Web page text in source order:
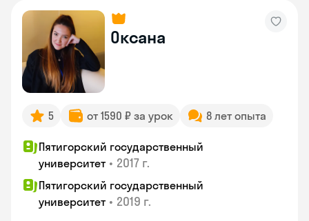
Оксана
5 от 1590 ₽ за урок 8 лет опыта
Пятигорский государственный
университет • 2017 г.
Пятигорский государственный
университет • 2019 г.